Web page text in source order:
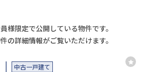
様限定で公開している物件です。
の詳細情報がご覧いただけます。
中古一戸建て